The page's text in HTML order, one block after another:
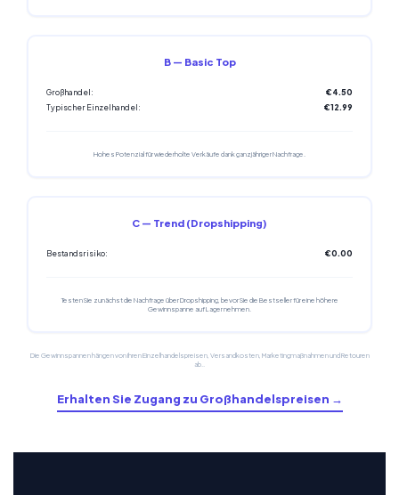
B — Basic Top
Großhandel:
€4.50
Typischer Einzelhandel:
€12.99
Hohes Potenzial für wiederholte Verkäufe dank ganzjähriger Nachfrage.
C — Trend (Dropshipping)
Bestandsrisiko: €0.00
Testen Sie zunächst die Nachfrage über Dropshipping, bevor Sie die Bestseller für eine höhere
Gewinnspanne auf Lager nehmen.
Die Gewinnspannen hängen von Ihren Einzelhandelspreisen, Versandkosten, Marketingmaßnahmen und Retouren
ab..
Erhalten Sie Zugang zu Großhandelspreisen →